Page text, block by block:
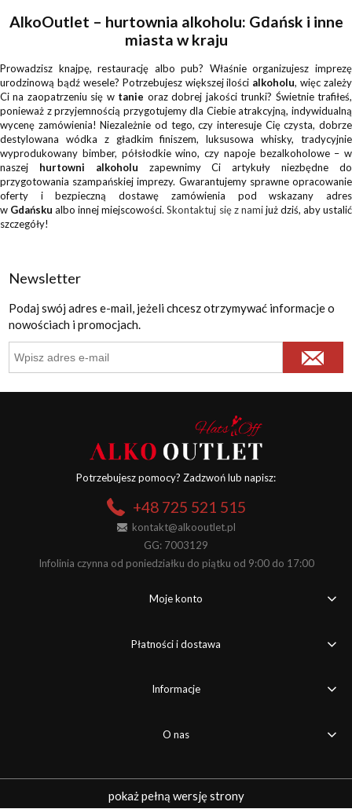
AlkoOutlet – hurtownia alkoholu: Gdańsk i inne
miasta w kraju
Prowadzisz knajpę, restaurację albo pub? Właśnie organizujesz imprezę
urodzinową bądź wesele? Potrzebujesz większej ilości alkoholu, więc zależy
Ci na zaopatrzeniu się w tanie oraz dobrej jakości trunki? Świetnie trafiłeś,
ponieważ z przyjemnością przygotujemy dla Ciebie atrakcyjną, indywidualną
wycenę zamówienia! Niezależnie od tego, czy interesuje Cię czysta, dobrze
destylowana wódka z gładkim finiszem, luksusowa whisky, tradycyjnie
wyprodukowany bimber, półsłodkie wino, czy napoje bezalkoholowe – w
naszej hurtowni alkoholu zapewnimy Ci artykuły niezbędne do
przygotowania szampańskiej imprezy. Gwarantujemy sprawne opracowanie
oferty i bezpieczną dostawę zamówienia pod wskazany adres
w Gdańsku albo innej miejscowości.Skontaktuj się z namijuż dziś, aby ustalić
szczegóły!
Newsletter
Podaj swój adres e-mail, jeżeli chcesz otrzymywać informacje o
nowościach i promocjach.
Potrzebujesz pomocy? Zadzwoń lub napisz:
+48 725 521 515
kontakt@alkooutlet.pl
GG: 7003129
Infolinia czynna od poniedziałku do piątku od 9:00 do 17:00
Moje konto
Płatności i dostawa
Informacje
O nas
pokaż pełną wersję strony